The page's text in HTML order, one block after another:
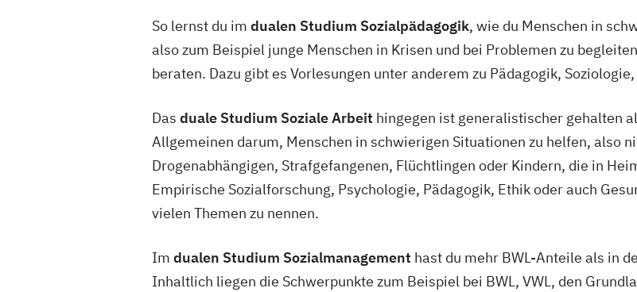
So lernst du im dualen Studium Sozialpädagogik, wie du Menschen in
also zum Beispiel junge Menschen in Krisen und bei Problemen zu
beraten. Dazu gibt es Vorlesungen unter anderem zu Pädagogik,
Das duale Studium Soziale Arbeit hingegen ist generalistischer gehalten
Allgemeinen darum, Menschen in schwierigen Situationen zu helfen, also
Drogenabhängigen, Strafgefangenen, Flüchtlingen oder Kindern, die in
Empirische Sozialforschung, Psychologie, Pädagogik, Ethik oder auch
vielen Themen zu nennen.
Im dualen Studium Sozialmanagement hast du mehr BWL-Anteile als in
Inhaltlich liegen die Schwerpunkte zum Beispiel bei BWL, VWL, den